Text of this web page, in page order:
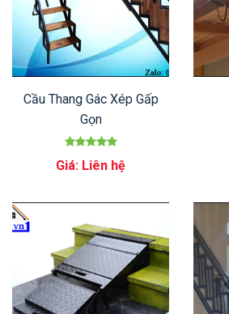
Cầu Thang Gác Xép Gấp
Gọn
Giá: Liên hệ